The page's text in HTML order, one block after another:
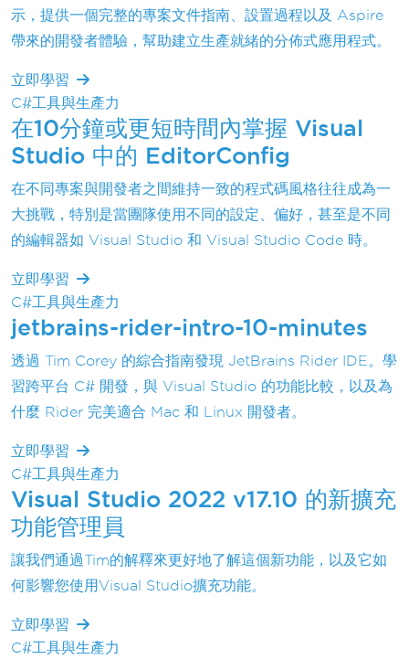
示，提供一個完整的專案文件指南、設置過程以及 Aspire
帶來的開發者體驗，幫助建立生產就緒的分佈式應用程式。
立即學習
C#工具與生產力
在10分鐘或更短時間內掌握 Visual
Studio 中的 EditorConfig
在不同專案與開發者之間維持一致的程式碼風格往往成為一
大挑戰，特別是當團隊使用不同的設定、偏好，甚至是不同
的編輯器如 Visual Studio 和 Visual Studio Code 時。
立即學習
C#工具與生產力
jetbrains-rider-intro-10-minutes
透過 Tim Corey 的綜合指南發現 JetBrains Rider IDE。學
習跨平台 C# 開發，與 Visual Studio 的功能比較，以及為
什麼 Rider 完美適合 Mac 和 Linux 開發者。
立即學習
C#工具與生產力
Visual Studio 2022 v17.10 的新擴充
功能管理員
讓我們通過Tim的解釋來更好地了解這個新功能，以及它如
何影響您使用Visual Studio擴充功能。
立即學習
C#工具與生產力